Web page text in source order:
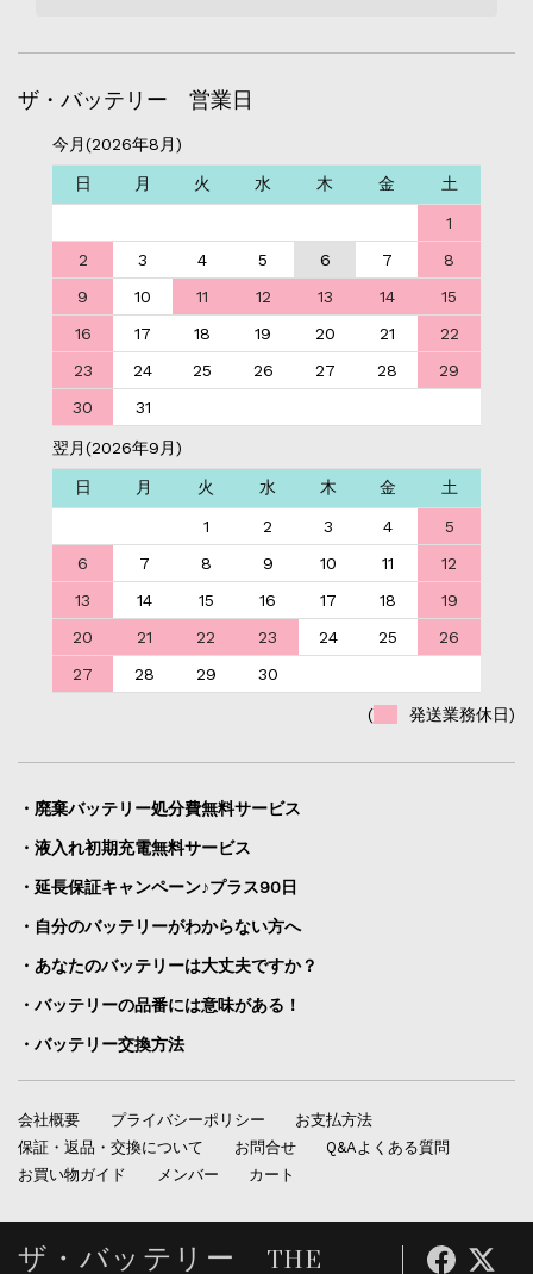
ザ・バッテリー 営業日
今月(2026年8月)
日 月 火 水 木 金 土
1
2
3 4 5 6 7
8
9
10 11 12 13 14
15
16
17 18 19 20 21
22
23
24 25 26 27 28
29
30
31
翌月(2026年9月)
日 月 火 水 木 金 土
1 2 3 4
5
6
7 8 9 10 11
12
13
14 15 16 17 18
19
20
21 22 23 24 25
26
27
28 29 30
( 発送業務休日)
・廃棄バッテリー処分費無料サービス
・液入れ初期充電無料サービス
・延長保証キャンペーン♪プラス90日
・自分のバッテリーがわからない方へ
・あなたのバッテリーは大丈夫ですか？
・バッテリーの品番には意味がある！
・バッテリー交換方法
会社概要 プライバシーポリシー
お支払方法
保証・返品・交換について
お問合せ
Q&Aよくある質問
お買い物ガイド
メンバー カート
ザ・バッテリー THE